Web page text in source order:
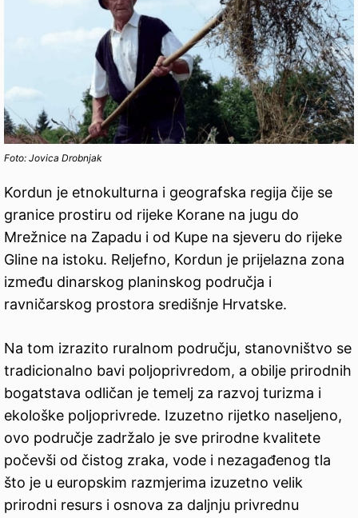
Foto: Jovica Drobnjak
Kordun je etnokulturna i geografska regija čije se
granice prostiru od rijeke Korane na jugu do
Mrežnice na Zapadu i od Kupe na sjeveru do rijeke
Gline na istoku. Reljefno, Kordun je prijelazna zona
između dinarskog planinskog područja i
ravničarskog prostora središnje Hrvatske.
Na tom izrazito ruralnom području, stanovništvo se
tradicionalno bavi poljoprivredom, a obilje prirodnih
bogatstava odličan je temelj za razvoj turizma i
ekološke poljoprivrede. Izuzetno rijetko naseljeno,
ovo područje zadržalo je sve prirodne kvalitete
počevši od čistog zraka, vode i nezagađenog tla
što je u europskim razmjerima izuzetno velik
prirodni resurs i osnova za daljnju privrednu